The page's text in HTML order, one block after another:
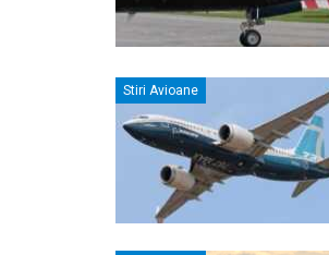
Stiri Avioane